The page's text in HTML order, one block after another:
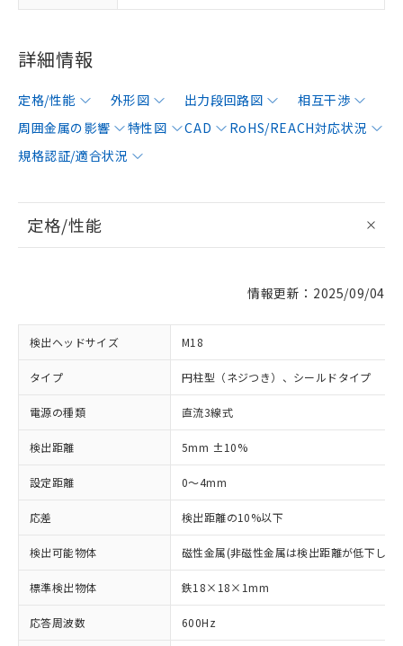
詳細情報
定格/性能 外形図 出力段回路図
相互干渉
周囲金属の影響
特性図 CAD
RoHS/REACH対応状況
規格認証/適合状況
定格/性能
情報更新：2025/09/04
検出ヘッドサイズ M18
タイプ 円柱型（ネジつき）、シールドタイプ
電源の種類 直流3線式
検出距離 5mm ±10%
設定距離 0～4mm
応差 検出距離の10%以下
検出可能物体 磁性金属(非磁性金属は検出距離が低下しま
標準検出物体 鉄18×18×1mm
応答周波数 600Hz